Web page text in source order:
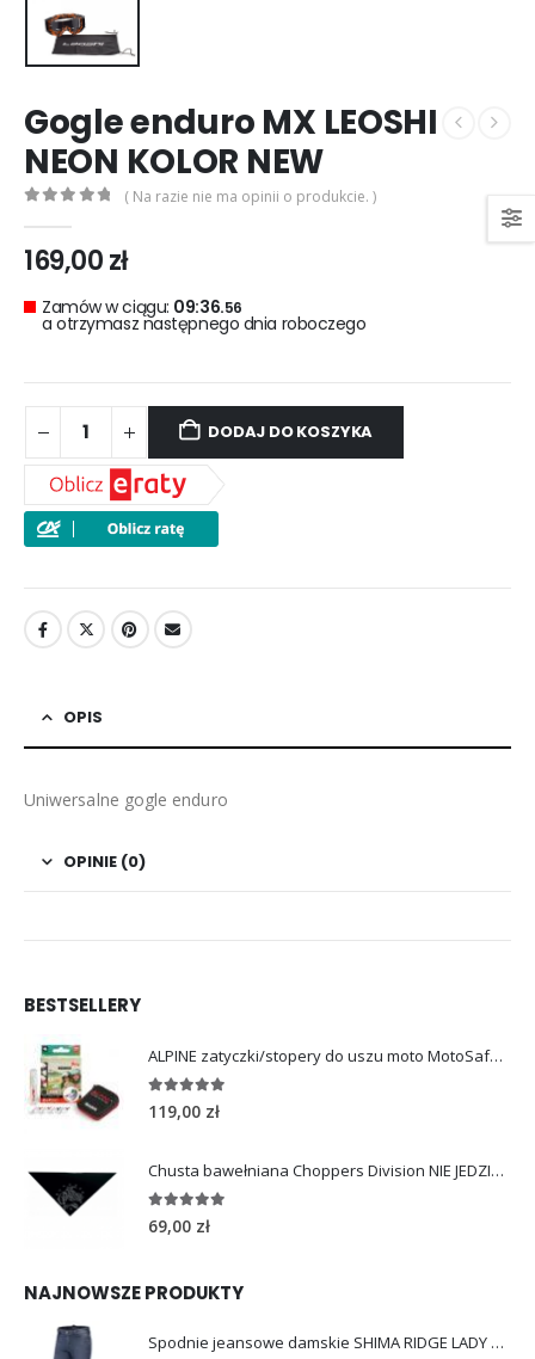
Gogle enduro MX LEOSHI
NEON KOLOR NEW
( Na razie nie ma opinii o produkcie. )
169,00zł
Zamów w ciągu: 09:36.56
a otrzymasz następnego dnia roboczego
DODAJ DO KOSZYKA
OPIS
Uniwersalne gogle enduro
OPINIE (0)
out of 5
299,00zł 0out of 5
299,00
BESTSELLERY
ALPINE zatyczki/stopery do uszu moto MotoSafe Pro
out of 5
119,00 zł
Chusta bawełniana Choppers Division NIE JEDZIESZ NIE ŻYJESZ
5.00out of 5
69,00 zł
NAJNOWSZE PRODUKTY
Spodnie jeansowe damskie SHIMA RIDGE LADY blue